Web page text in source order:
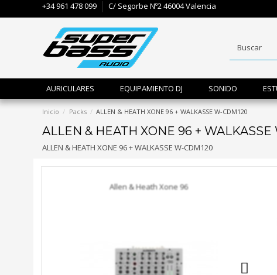
+34 961 478 099 C/ Segorbe Nº2 46004 Valencia
AURICULARES EQUIPAMIENTO DJ SONIDO
Inicio Packs ALLEN & HEATH XONE 96 + WALKASSE W-CDM120
ALLEN & HEATH XONE 96 + WALKASSE
ALLEN & HEATH XONE 96 + WALKASSE W-CDM120
Allen & Heath Xone 96